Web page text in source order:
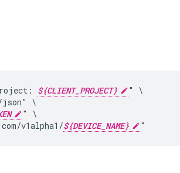
${CLIENT_PROJECT} "
"
v1alpha1/${DEVICE_NAME} "